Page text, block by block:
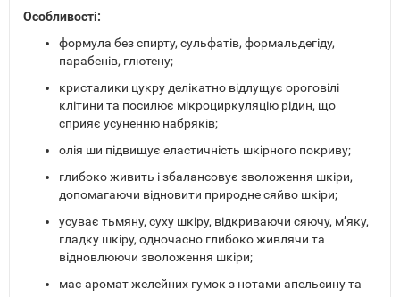
Особливості:
формула без спирту, сульфатів, формальдегіду,
парабенів, глютену;
кристалики цукру делікатно відлущує ороговілі
клітини та посилює мікроциркуляцію рідин, що
сприяє усуненню набряків;
олія ши підвищує еластичність шкірного покриву;
глибоко живить і збалансовує зволоження шкіри,
допомагаючи відновити природне сяйво шкіри;
усуває тьмяну, суху шкіру, відкриваючи сяючу, м’яку,
гладку шкіру, одночасно глибоко живлячи та
відновлюючи зволоження шкіри;
має аромат желейних гумок з нотами апельсину та